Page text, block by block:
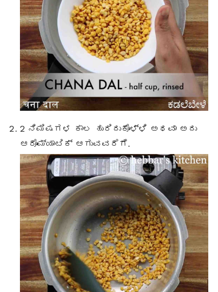
2 ನಿಮಿಷಗಳ ಕಾಲ ಹುರಿದುಕೊಳ್ಳಿ ಅಥವಾ ಅದು
ಆರೊಮ್ಯಾಟಿಕ್ ಆಗುವವರೆಗೆ.